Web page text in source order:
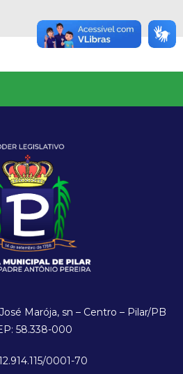
Marója, sn – Centro – Pilar/PB
58.338-000
0001-70